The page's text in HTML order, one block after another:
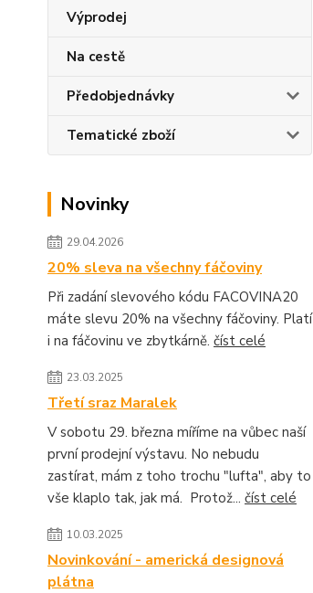
Výprodej
Na cestě
Předobjednávky
Tematické zboží
Novinky
29.04.2026
20% sleva na všechny fáčoviny
Při zadání slevového kódu FACOVINA20
máte slevu 20% na všechny fáčoviny. Platí
i na fáčovinu ve zbytkárně. číst celé
23.03.2025
Třetí sraz Maralek
V sobotu 29. března míříme na vůbec naší
první prodejní výstavu. No nebudu
zastírat, mám z toho trochu "lufta", aby to
vše klaplo tak, jak má. Protož... číst celé
10.03.2025
Novinkování - americká designová
plátna